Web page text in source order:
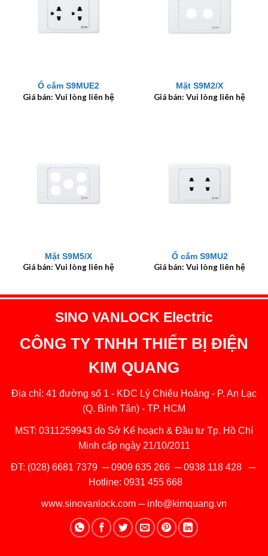
Ổ cắm S9MUE2
Giá bán: Vui lòng liên hệ
Mặt S9M2/X
Giá bán: Vui lòng liên hệ
Mặt S9M5/X
Giá bán: Vui lòng liên hệ
Ổ cắm S9MU2
Giá bán: Vui lòng liên hệ
SINO VANLOCK Electric
CÔNG TY TNHH THIẾT BỊ ĐIỆN
KIM QUANG
Địa chỉ: 41 đường số 1 - KDC Lý Chiêu Hoàng - P. An Lạc
(Q. Bình Tân) - TP. HCM
MST: 0311259943 do Sở Kế hoạch & Đầu tư Tp. Hồ Chí
Minh cấp ngày 21/10/2011
ĐT: (028) 6681 7379 ─0909 635 266─0938 118 428─
Hotline: 0931 455 668
www.sinovanlock.com ─ info@kimquang.vn